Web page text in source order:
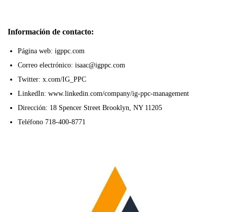
Información de contacto:
Página web: igppc.com
Correo electrónico: isaac@igppc.com
Twitter: x.com/IG_PPC
LinkedIn: www.linkedin.com/company/ig-ppc-management
Dirección: 18 Spencer Street Brooklyn, NY 11205
Teléfono 718-400-8771